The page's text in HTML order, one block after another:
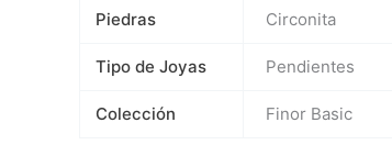
Piedras Circonita
Tipo de Joyas Pendientes
Colección Finor Basic